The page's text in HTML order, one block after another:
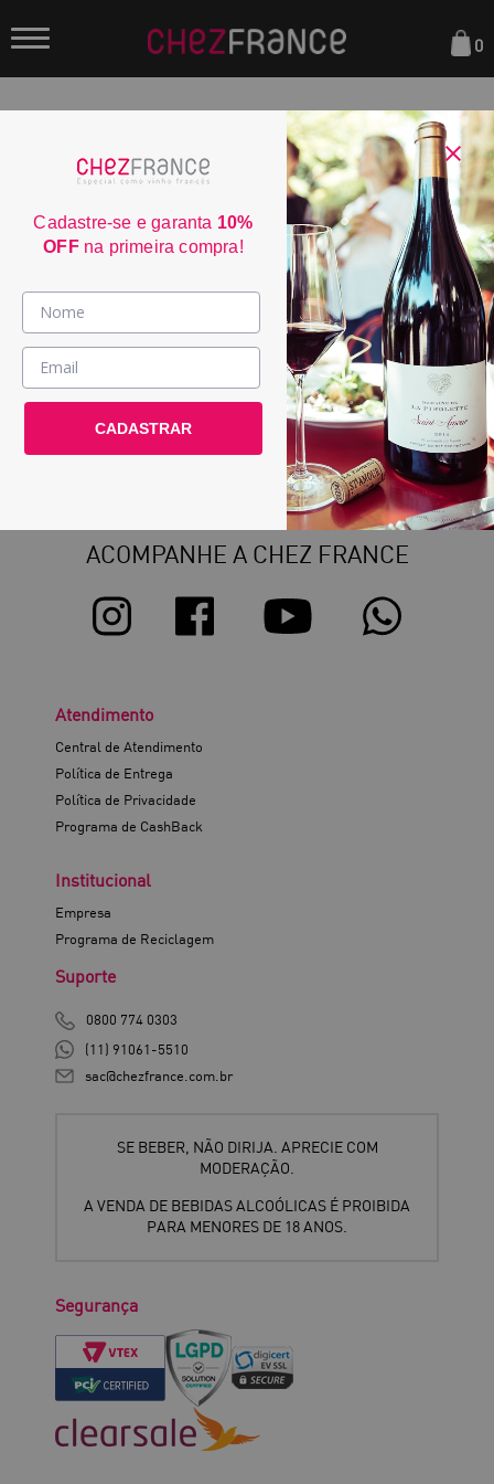
Vinhos >
País / Região >
Le Club >
0
Sua busca não encontrou nenhum resultado.
Parcele em até 6x sem juros
consulte condiçoes
Frete Grátis acima de R$350
consulte condiçoes
3% de desconto no boleto
consulte condiçoes
Entrega em até 4 dias úteis
consulte condiçoes
ACOMPANHE A CHEZ FRANCE
Atendimento
Central de Atendimento
Política de Entrega
Política de Privacidade
Programa de CashBack
Institucional
Empresa
Programa de Reciclagem
Suporte
0800 774 0303
(11) 91061-5510
sac@chezfrance.com.br
SE BEBER, NÃO DIRIJA. APRECIE COM
MODERAÇÃO.
A VENDA DE BEBIDAS ALCOÓLICAS É PROIBIDA
PARA MENORES DE 18 ANOS.
Segurança
Cadastre-se e garanta 10%
OFFna primeira compra!
CADASTRAR